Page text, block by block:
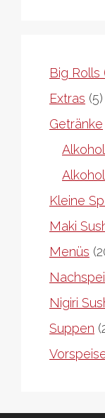
Big Rolls
Extras 55
Getränke
Kleine
Maki
Menüs
Nigiri
Suppen